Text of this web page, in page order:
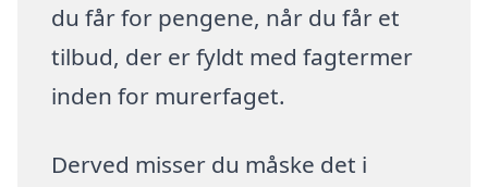
du får for pengene, når du får et
tilbud, der er fyldt med fagtermer
inden for murerfaget.
Derved misser du måske det i